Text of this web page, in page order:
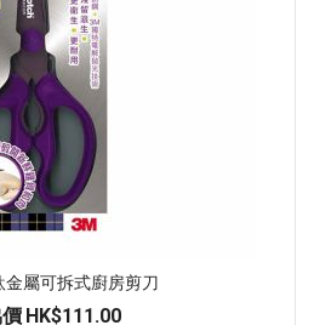
金屬可拆式廚房剪刀
HK$111.00